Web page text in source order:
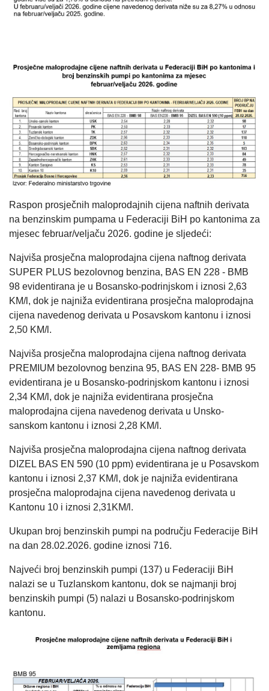
Raspon prosječnih maloprodajnih cijena naftnih derivata
na benzinskim pumpama u Federaciji BiH po kantonima za
mjesec februar/veljaču 2026. godine je sljedeći:
Najviša prosječna maloprodajna cijena naftnog derivata
SUPER PLUS bezolovnog benzina, BAS EN 228 - BMB
98 evidentirana je u Bosansko-podrinjskom i iznosi 2,63
KM/l, dok je najniža evidentirana prosječna maloprodajna
cijena navedenog derivata u Posavskom kantonu i iznosi
2,50 KM/l.
Najviša prosječna maloprodajna cijena naftnog derivata
PREMIUM bezolovnog benzina 95, BAS EN 228- BMB 95
evidentirana je u Bosansko-podrinjskom kantonu i iznosi
2,34 KM/l, dok je najniža evidentirana prosječna
maloprodajna cijena navedenog derivata u Unsko-
sanskom kantonu i iznosi 2,28 KM/l.
Najviša prosječna maloprodajna cijena naftnog derivata
DIZEL BAS EN 590 (10 ppm) evidentirana je u Posavskom
kantonu i iznosi 2,37 KM/l, dok je najniža evidentirana
prosječna maloprodajna cijena navedenog derivata u
Kantonu 10 i iznosi 2,31KM/l.
Ukupan broj benzinskih pumpi na području Federacije BiH
na dan 28.02.2026. godine iznosi 716.
Najveći broj benzinskih pumpi (137) u Federaciji BiH
nalazi se u Tuzlanskom kantonu, dok se najmanji broj
benzinskih pumpi (5) nalazi u Bosansko-podrinjskom
kantonu.